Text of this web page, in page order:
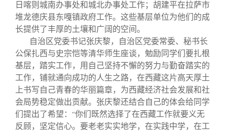
日喀则城南办事处和城北办事处工作；胡建平在拉萨市
堆龙德庆县东嘎镇政府工作。这些基层单位为他们的成
长提供了丰厚的土壤和广阔的空间。
自治区党委书记张庆黎，自治区党委常委、秘书长
公保扎西与史宗恺等清华师生座谈，勉励同学们要扎根
基层，踏实工作，用自己坚持不懈的努力与勤奋踏实的
工作，铺就通向成功的人生之路，在西藏这片高天厚土
上书写自己青春的华丽篇章，为西藏经济社会发展和社
会局势稳定做出贡献。张庆黎还结合自己的体会给同学
们提出了希望： “你们既然选择了在西藏工作就要义无
反顾，坚定信心。要老老实实地学，在实践中学，在工